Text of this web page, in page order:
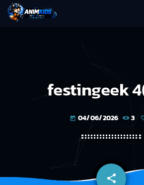
festingeek
today 04/06/2026 3
share
email